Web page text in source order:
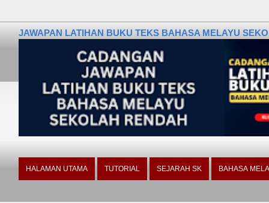
JAWAPAN LATIHAN BUKU TEKS BAHASA MELAYU
HALAMAN UTAMA TUTORIAL SEJARAH SK BAHASA